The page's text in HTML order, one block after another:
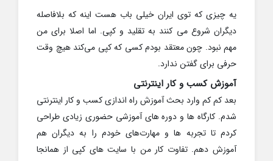
یه چیزی که توی ایران خیلی باب هست اینه که بلافاصله
دیگران شروع می کنند به تقلید و کپی. اما اصلا برای من
مهم نبود. چون معتقد بودم کسی که کپی می‌کند هیچ وقت
حرفی برای گفتن ندارد.
آموزش کسب و کار اینترنتی
بعد کم کم وارد بحث آموزش راه اندازی کسب و کار اینترنتی
شدم. کارگاه ها و دوره های آموزشی حضوری زیادی طراحی
کردم تا تجربه ها و مهارت‌های خودم را به دیگران هم
آموزش دهم. تفاوت کار من با سایت های کپی از همانجا